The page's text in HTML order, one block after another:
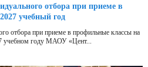
отбора при приеме в
учебный год
отбора при приеме в профильные классы на
учебном году МАОУ «Цент...